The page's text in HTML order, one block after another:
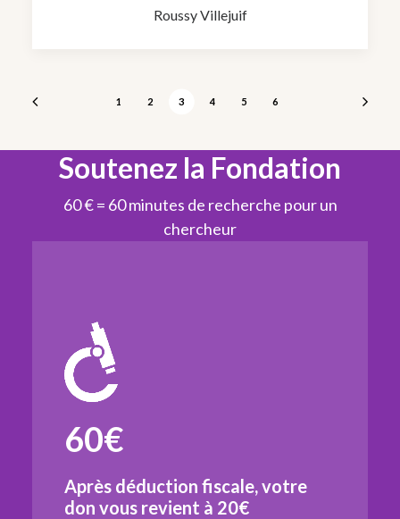
Roussy Villejuif
1 2 3 4 5 6
Soutenez la Fondation
60 € = 60 minutes de recherche pour un
chercheur
60€
Après déduction fiscale, votre
don vous revient à 20€